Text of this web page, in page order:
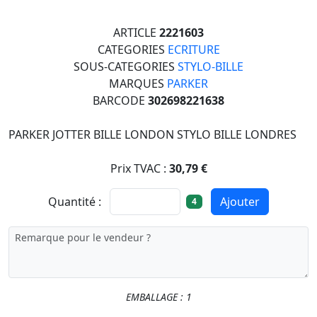
ARTICLE 2221603
CATEGORIES ECRITURE
SOUS-CATEGORIES STYLO-BILLE
MARQUES PARKER
BARCODE 302698221638
PARKER JOTTER BILLE LONDON STYLO BILLE LONDRES
Prix TVAC : 30,79 €
Quantité : 4 Ajouter
EMBALLAGE : 1